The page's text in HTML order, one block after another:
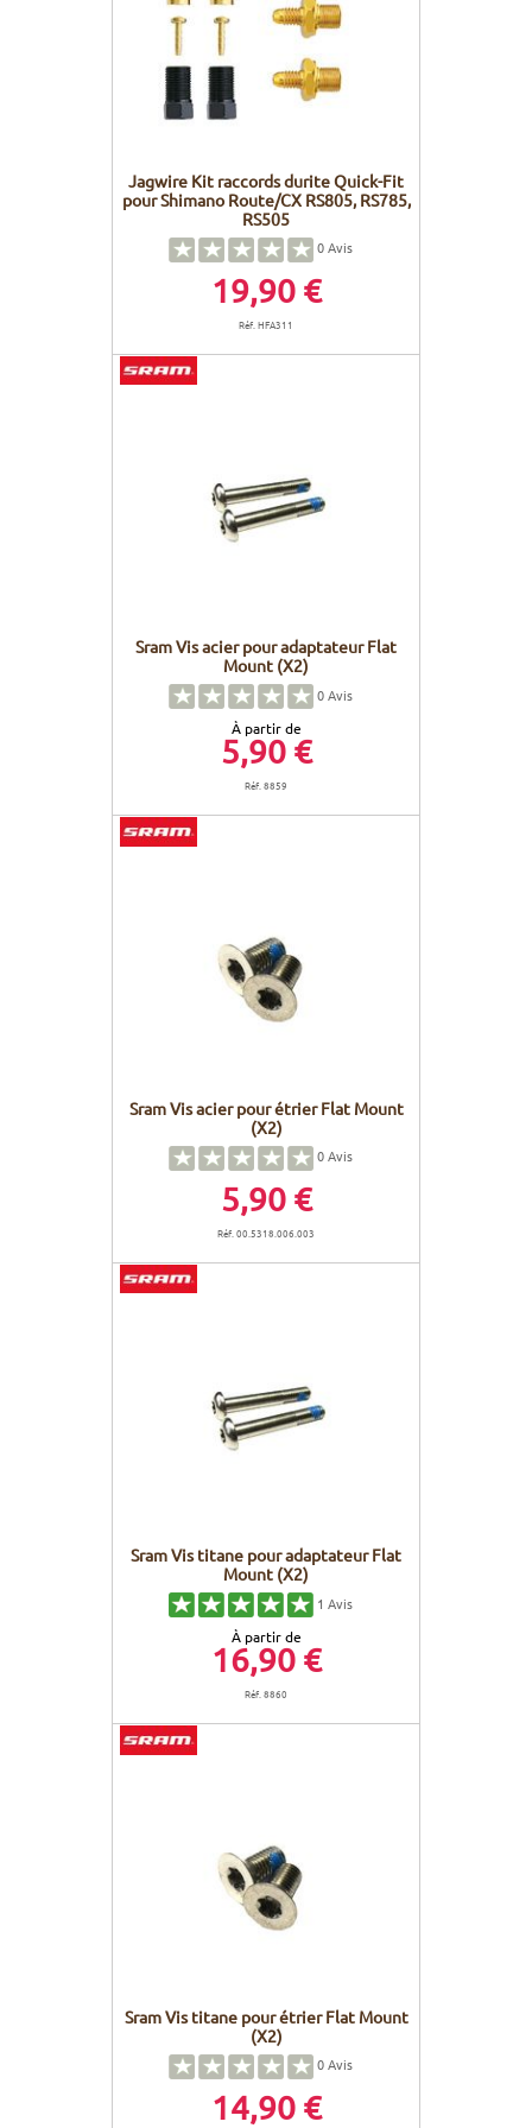
Jagwire Kit raccords durite Quick-Fit
pour Shimano Route/CX RS805, RS785,
RS505
0Avis
19,90 €
Réf. HFA311
Sram Vis acier pour adaptateur Flat
Mount (X2)
0Avis
À partir de
5,90 €
Réf. 8859
Sram Vis acier pour étrier Flat Mount
(X2)
0Avis
5,90 €
Réf. 00.5318.006.003
Sram Vis titane pour adaptateur Flat
Mount (X2)
1 Avis
À partir de
16,90 €
Réf. 8860
Sram Vis titane pour étrier Flat Mount
(X2)
0Avis
14,90 €